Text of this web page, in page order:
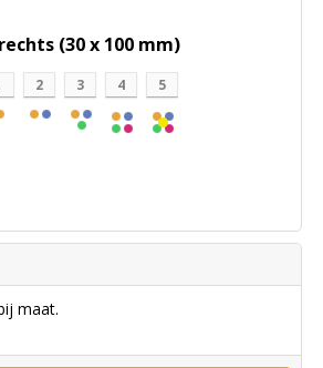
(30 x 100 mm)
2 3 4 5
maat.